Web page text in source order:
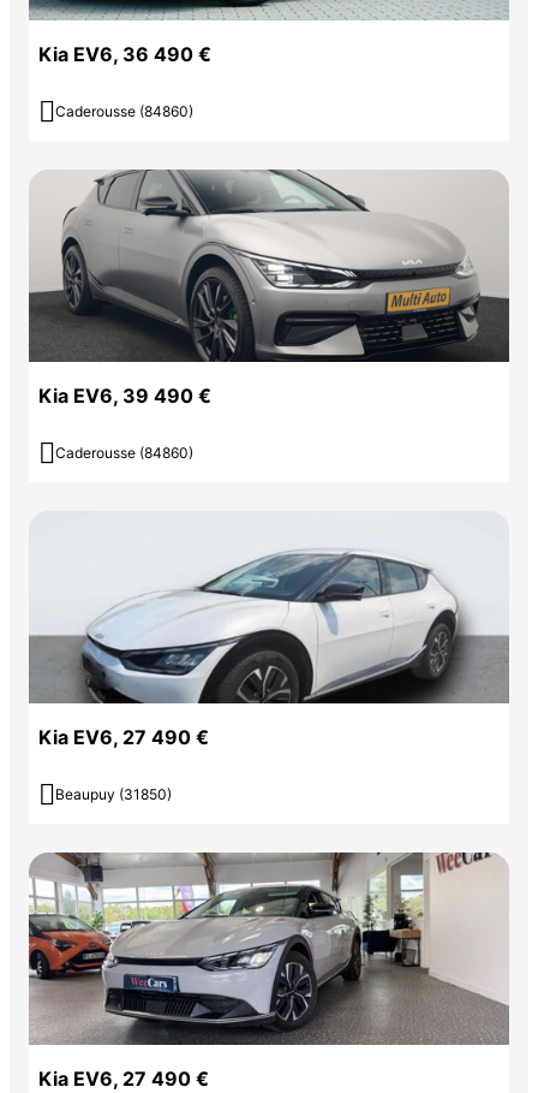
Kia EV6, 36 490 €
 Caderousse (84860)
Kia EV6, 39 490 €
 Caderousse (84860)
Kia EV6, 27 490 €
 Beaupuy (31850)
Kia EV6, 27 490 €